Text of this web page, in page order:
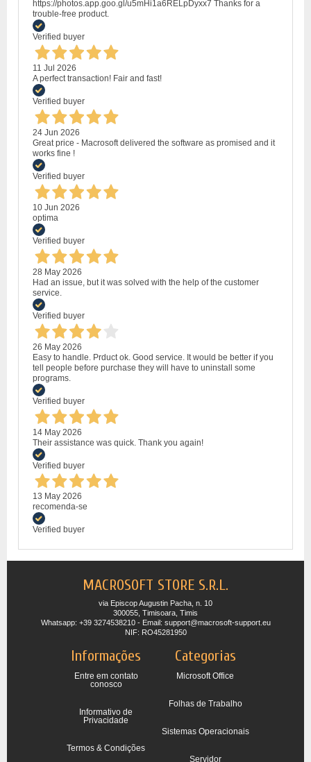
https://photos.app.goo.gl/u5mHi1a6RELpDyxx7 Thanks for a
trouble-free product.
Verified buyer
11 Jul 2026
A perfect transaction! Fair and fast!
Verified buyer
24 Jun 2026
Great price - Macrosoft delivered the software as promised and it
works fine !
Verified buyer
10 Jun 2026
optima
Verified buyer
28 May 2026
Had an issue, but it was solved with the help of the customer
service.
Verified buyer
26 May 2026
Easy to handle. Prduct ok. Good service. It would be better if you
tell people before purchase they will have to uninstall some
programs.
Verified buyer
14 May 2026
Their assistance was quick. Thank you again!
Verified buyer
13 May 2026
recomenda-se
Verified buyer
MACROSOFT STORE S.R.L.
via Episcop Augustin Pacha, n. 10
300055, Timisoara, Timis
Whatsapp: +39 3274538210 - Email: support@macrosoft-support.eu
NIF: RO45281950
Informações
Entre em contato
conosco
Informativo de
Privacidade
Termos & Condições
Categorias
Microsoft Office
Folhas de Trabalho
Sistemas Operacionais
Servidor